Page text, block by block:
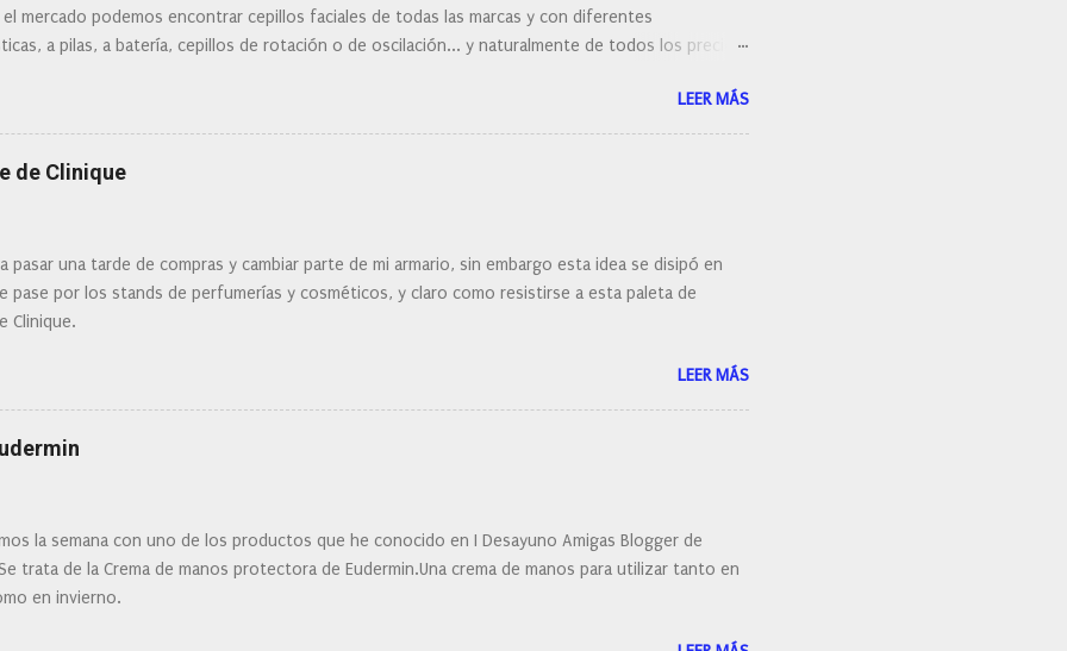
el mercado podemos encontrar cepillos faciales de todas las marcas y con diferentes
a pilas, a batería, cepillos de rotación o de oscilación... y naturalmente de todos los precios.
mi tipo de piel? ¿Qué busco?... En este post os voy a dar mi opinión de porque elegí mi cepilloLEER MÁS
de Clinique
pasar una tarde de compras y cambiar parte de mi armario, sin embargo esta idea se disipó en
pase por los stands de perfumerías y cosméticos, y claro como resistirse a esta paleta de
Clinique.
LEER MÁS
la semana con uno de los productos que he conocido en I Desayuno Amigas Blogger de
trata de la Crema de manos protectora de Eudermin.Una crema de manos para utilizar tanto en
en invierno.